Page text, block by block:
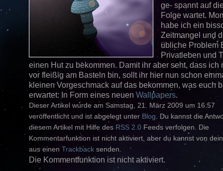
ge- spannt auf
Folge wartet.
habe ich ein
Zeitmangel und
übliche Problem
Privatleben und
einen Hut zu bekommen. Damit ihr aber seht, dass ich
vor fleißig am Basteln bin, sollt ihr hier nun schon
kleinen Vorgeschmack auf das bekommen, was euch
erwartet: In Form eines neuen Wallpapers.
Dieser Artikel wurde am Samstag, 21. März 2009 um 16:57
veröffentlicht und ist abgelegt unter Blog. Du kannst die
diesem Artikel mit Hilfe des RSS 2.0 Feeds verfolgen. Die
Kommentarfunktion ist nicht aktiviert, aber du kannst von
aus einen Trackback senden.
Die Kommentfunktion ist nicht aktiviert.